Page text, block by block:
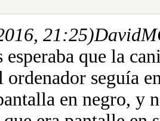
21:25)
esperaba que la
ordenador seguía
en negro, y